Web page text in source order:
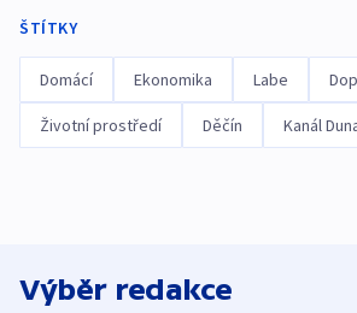
ŠTÍTKY
Domácí Ekonomika Labe
Životní prostředí Děčín Kanál
Výběr redakce